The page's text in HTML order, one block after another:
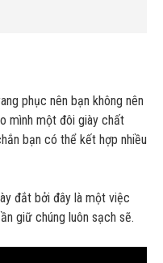
phục nên bạn không nên
mình một đôi giày chất
bạn có thể kết hợp nhiều
đắt bởi đây là một việc
giữ chúng luôn sạch sẽ.